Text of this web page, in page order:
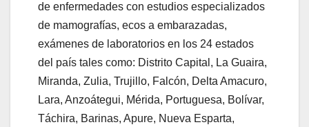
de enfermedades con estudios especializados
de mamografías, ecos a embarazadas,
exámenes de laboratorios en los 24 estados
del país tales como: Distrito Capital, La Guaira,
Miranda, Zulia, Trujillo, Falcón, Delta Amacuro,
Lara, Anzoátegui, Mérida, Portuguesa, Bolívar,
Táchira, Barinas, Apure, Nueva Esparta,